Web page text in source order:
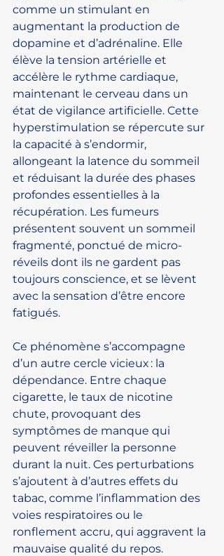
comme un stimulant en
augmentant la production de
dopamine et d’adrénaline. Elle
élève la tension artérielle et
accélère le rythme cardiaque,
maintenant le cerveau dans un
état de vigilance artificielle. Cette
hyperstimulation se répercute sur
la capacité à s’endormir,
allongeant la latence du sommeil
et réduisant la durée des phases
profondes essentielles à la
récupération. Les fumeurs
présentent souvent un sommeil
fragmenté, ponctué de micro-
réveils dont ils ne gardent pas
toujours conscience, et se lèvent
avec la sensation d’être encore
fatigués.
Ce phénomène s’accompagne
d’un autre cercle vicieux : la
dépendance. Entre chaque
cigarette, le taux de nicotine
chute, provoquant des
symptômes de manque qui
peuvent réveiller la personne
durant la nuit. Ces perturbations
s’ajoutent à d’autres effets du
tabac, comme l’inflammation des
voies respiratoires ou le
ronflement accru, qui aggravent la
mauvaise qualité du repos.